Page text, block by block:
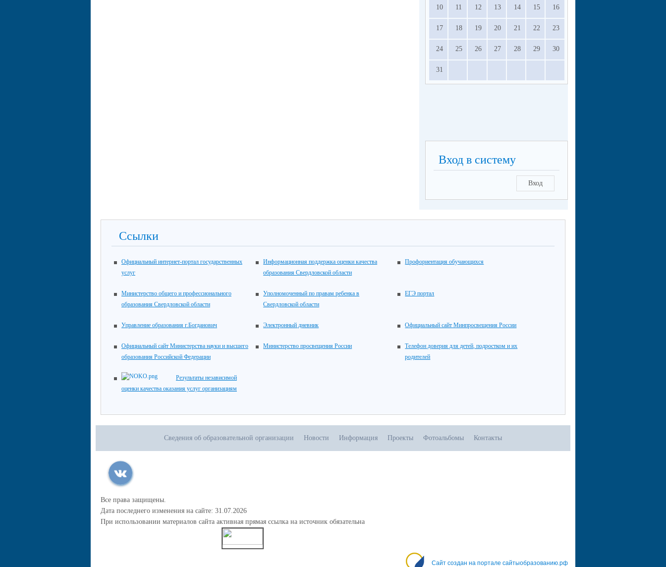
10 11 12 13 14 15 16
17 18 19 20 21 22 23
24 25 26 27 28 29 30
31
Вход в систему
Вход
Ссылки
Официальный интернет-портал государственных
услуг
Информационная поддержка оценки качества
образования Свердловской области
Профориентация обучающихся
Министерство общего и профессионального
образования Свердловской области
Уполномоченный по правам ребенка в
Свердловской области
ЕГЭ портал
Управление образования г.Богданович Электронный дневник Официальный сайт Минпросвещения России
Официальный сайт Министерства науки и высшего
образования Российской Федерации
Министерство просвещения России
Телефон доверия для детей, подростком и их
родителей
Результаты независимой
оценки качества оказания услуг организациям
Сведения об образовательной организации Новости Информация Проекты Фотоальбомы Контакты
Все права защищены.
Дата последнего изменения на сайте: 31.07.2026
При использовании материалов сайта активная прямая ссылка на источник обязательна
Сайт создан на портале сайтыобразованию.рф